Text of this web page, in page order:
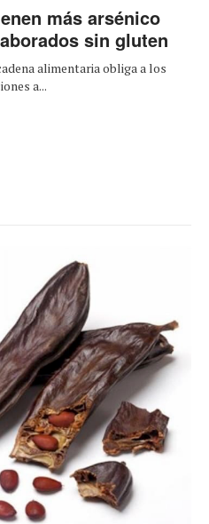
más arsénico
sin gluten
alimentaria obliga a los
a...